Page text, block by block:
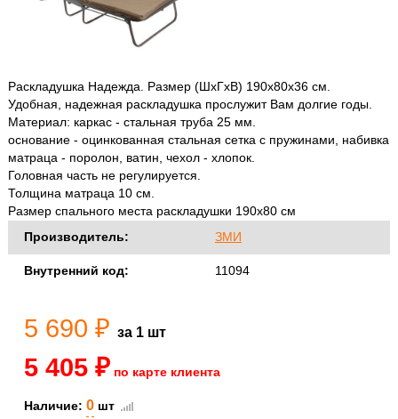
Раскладушка Надежда. Размер (ШхГхВ) 190х80х36 см.
Удобная, надежная раскладушка прослужит Вам долгие годы.
Материал: каркас - стальная труба 25 мм.
основание - оцинкованная стальная сетка с пружинами, набивка
матраца - поролон, ватин, чехол - хлопок.
Головная часть не регулируется.
Толщина матраца 10 см.
Размер спального места раскладушки 190х80 см
Производитель:
ЗМИ
Внутренний код: 11094
5 690 ₽ за 1 шт
5 405 ₽ по карте клиента
Наличие: 0 шт